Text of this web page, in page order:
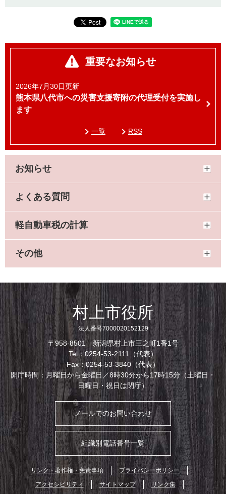
重要なお知らせ
2026年7月30日更新
熊本県八代市への災害支援寄附の代理受付を実施し
ます
一覧 RSS
お知らせ
よくある質問
軽自動車税の計算
その他
村上市役所
法人番号7000020152129
〒958-8501 新潟県村上市三之町1番1号
Tel：0254-53-2111（代表）
Fax：0254-53-3840（代表）
開庁時間：月曜日から金曜日／8時30分から17時15分（土曜日・
日曜日・祝日は閉庁）
メールでのお問い合わせ
組織別電話番号一覧
リンク・著作権・免責事項
プライバシーポリシー
アクセシビリティ
サイトマップ リンク集